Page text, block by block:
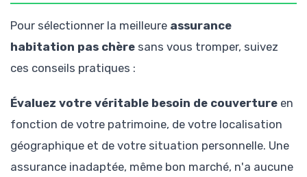
Pour sélectionner la meilleure assurance
habitation pas chère sans vous tromper, suivez
ces conseils pratiques :
Évaluez votre véritable besoin de couverture en
fonction de votre patrimoine, de votre localisation
géographique et de votre situation personnelle. Une
assurance inadaptée, même bon marché, n'a aucune